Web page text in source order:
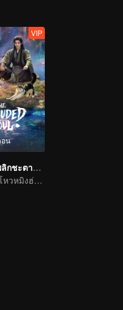
น
VIP
เซียวเหยา พลิกชะตาราชาปีศาจ
ถานซงอวิ้นโหวหมิงฮ่าวเผชิญรักซ่อนแค้น